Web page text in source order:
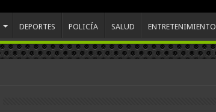
DEPORTES POLICÍA SALUD ENTRETENIMIENTO